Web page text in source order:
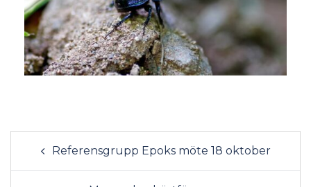
Referensgrupp Epoks möte 18 oktober